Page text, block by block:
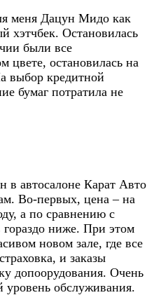
меня Дацун Мидо как
хэтчбек. Остановилась
были все
цвете, остановилась на
выбор кредитной
бумаг потратила не
автосалоне Карат Авто
Во-первых, цена – на
а по сравнению с
ниже. При этом
новом зале, где все
и заказы
допоорудования. Очень
уровень обслуживания.